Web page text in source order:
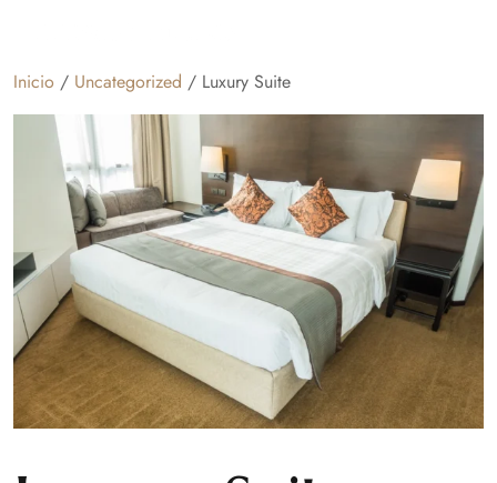
Inicio / Uncategorized / Luxury Suite